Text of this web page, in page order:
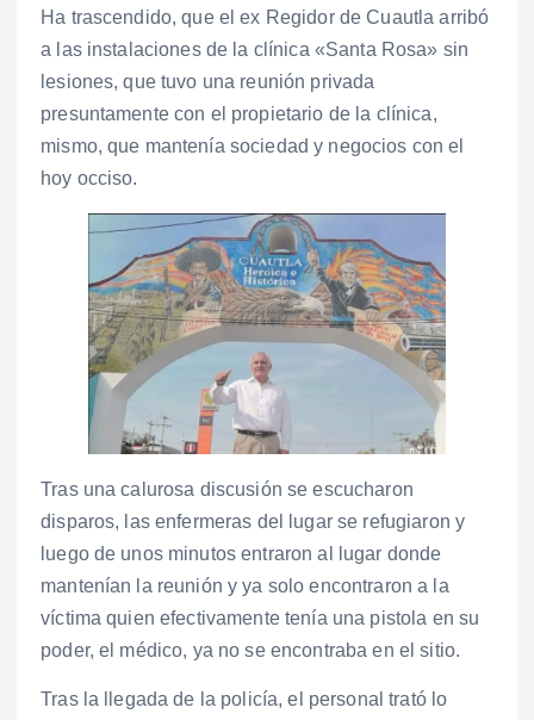
Ha trascendido, que el ex Regidor de Cuautla arribó
a las instalaciones de la clínica «Santa Rosa» sin
lesiones, que tuvo una reunión privada
presuntamente con el propietario de la clínica,
mismo, que mantenía sociedad y negocios con el
hoy occiso.
Tras una calurosa discusión se escucharon
disparos, las enfermeras del lugar se refugiaron y
luego de unos minutos entraron al lugar donde
mantenían la reunión y ya solo encontraron a la
víctima quien efectivamente tenía una pistola en su
poder, el médico, ya no se encontraba en el sitio.
Tras la llegada de la policía, el personal trató lo